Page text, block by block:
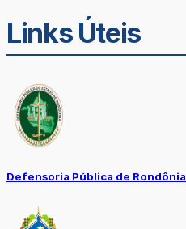
Links Úteis
Defensoria Pública de Rondônia